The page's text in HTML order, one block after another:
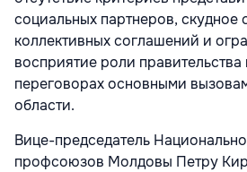
социальных партне­ров, скудное
коллективных соглашений и
восприятие роли правительства
переговорах основными
области.
Вице-председатель
профсоюзов Молдовы Петру